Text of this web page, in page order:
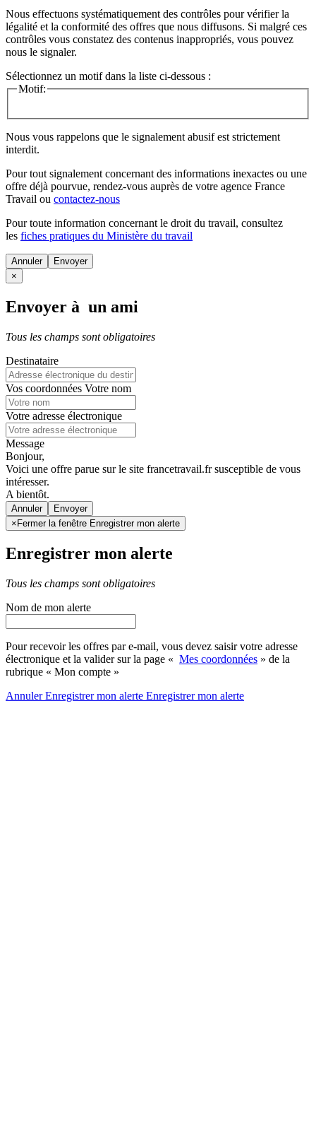
Nous effectuons systématiquement des contrôles pour vérifier la
légalité et la conformité des offres que nous diffusons. Si malgré ces
contrôles vous constatez des contenus inappropriés, vous pouvez
nous le signaler.
Sélectionnez un motif dans la liste ci-dessous :
Motif:
Nous vous rappelons que le signalement abusif est strictement
interdit.
Pour tout signalement concernant des informations inexactes ou une
offre déjà pourvue, rendez-vous auprès de votre agence France
Travail ou contactez-nous
Pour toute information concernant le droit du travail, consultez
les fiches pratiques du Ministère du travail
Annuler
×
Envoyer à un ami
Tous les champs sont obligatoires
Destinataire
Vos coordonnées Votre nom
Votre adresse électronique
Message
Bonjour,
Voici une offre parue sur le site francetravail.fr susceptible de vous
intéresser.
A bientôt.
Annuler
×Fermer la fenêtre Enregistrer mon alerte
Enregistrer mon alerte
Tous les champs sont obligatoires
Nom de mon alerte
Pour recevoir les offres par e-mail, vous devez saisir votre adresse
électronique et la valider sur la page « Mes coordonnées » de la
rubrique « Mon compte »
AnnulerEnregistrer mon alerte Enregistrermon alerte